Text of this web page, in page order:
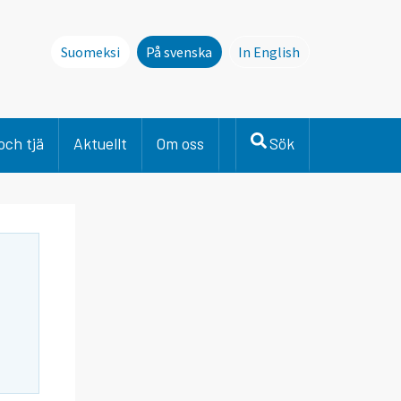
Suomeksi På svenska
In English
tjä Aktuellt Om oss Sök